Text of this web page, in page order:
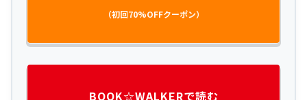
（初回70%OFFクーポン）
BOOK☆WALKERで読む